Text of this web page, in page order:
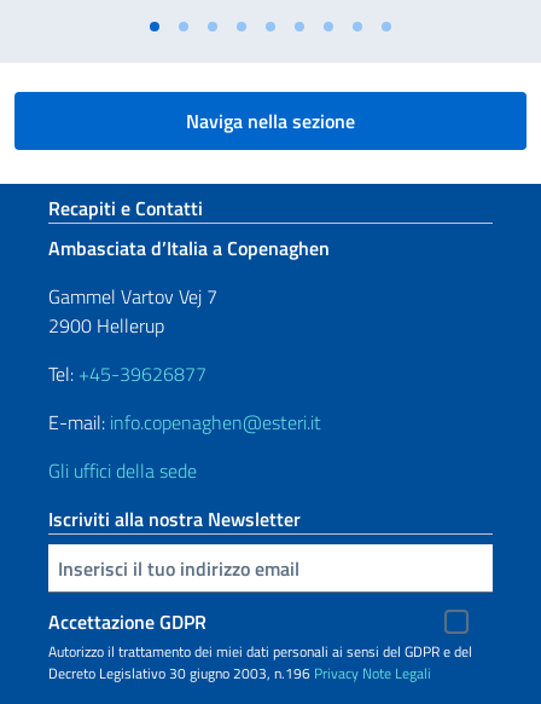
Naviga nella sezione
Sezione footer
Recapiti e Contatti
Ambasciata d’Italia a Copenaghen
Gammel Vartov Vej 7
2900 Hellerup
Tel: +45-39626877
E-mail: info.copenaghen@esteri.it
Gli uffici della sede
Iscriviti alla nostra Newsletter
Inserisci la tua email
Accettazione GDPR
Autorizzo il trattamento dei miei dati personali ai sensi del GDPR e del
Decreto Legislativo 30 giugno 2003, n.196 Privacy Note Legali